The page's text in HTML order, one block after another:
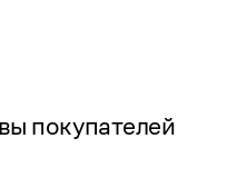
покупателей